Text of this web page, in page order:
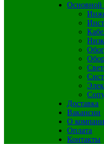
Основной
Доставка
Вакансии
О
Оплата
Контакты